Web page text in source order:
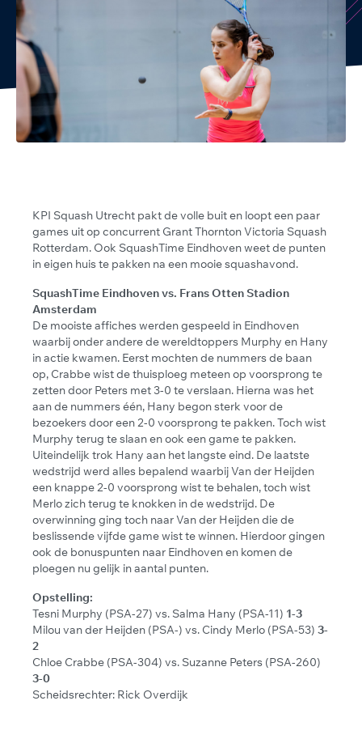
KPI Squash Utrecht pakt de volle buit en loopt een paar
games uit op concurrent Grant Thornton Victoria Squash
Rotterdam. Ook SquashTime Eindhoven weet de punten
in eigen huis te pakken na een mooie squashavond.
SquashTime Eindhoven vs. Frans Otten Stadion
Amsterdam
De mooiste affiches werden gespeeld in Eindhoven
waarbij onder andere de wereldtoppers Murphy en Hany
in actie kwamen. Eerst mochten de nummers de baan
op, Crabbe wist de thuisploeg meteen op voorsprong te
zetten door Peters met 3-0 te verslaan. Hierna was het
aan de nummers één, Hany begon sterk voor de
bezoekers door een 2-0 voorsprong te pakken. Toch wist
Murphy terug te slaan en ook een game te pakken.
Uiteindelijk trok Hany aan het langste eind. De laatste
wedstrijd werd alles bepalend waarbij Van der Heijden
een knappe 2-0 voorsprong wist te behalen, toch wist
Merlo zich terug te knokken in de wedstrijd. De
overwinning ging toch naar Van der Heijden die de
beslissende vijfde game wist te winnen. Hierdoor gingen
ook de bonuspunten naar Eindhoven en komen de
ploegen nu gelijk in aantal punten.
Opstelling:
Tesni Murphy (PSA-27) vs. Salma Hany (PSA-11) 1-3
Milou van der Heijden (PSA-) vs. Cindy Merlo (PSA-53) 3-
2
Chloe Crabbe (PSA-304) vs. Suzanne Peters (PSA-260)
3-0
Scheidsrechter: Rick Overdijk